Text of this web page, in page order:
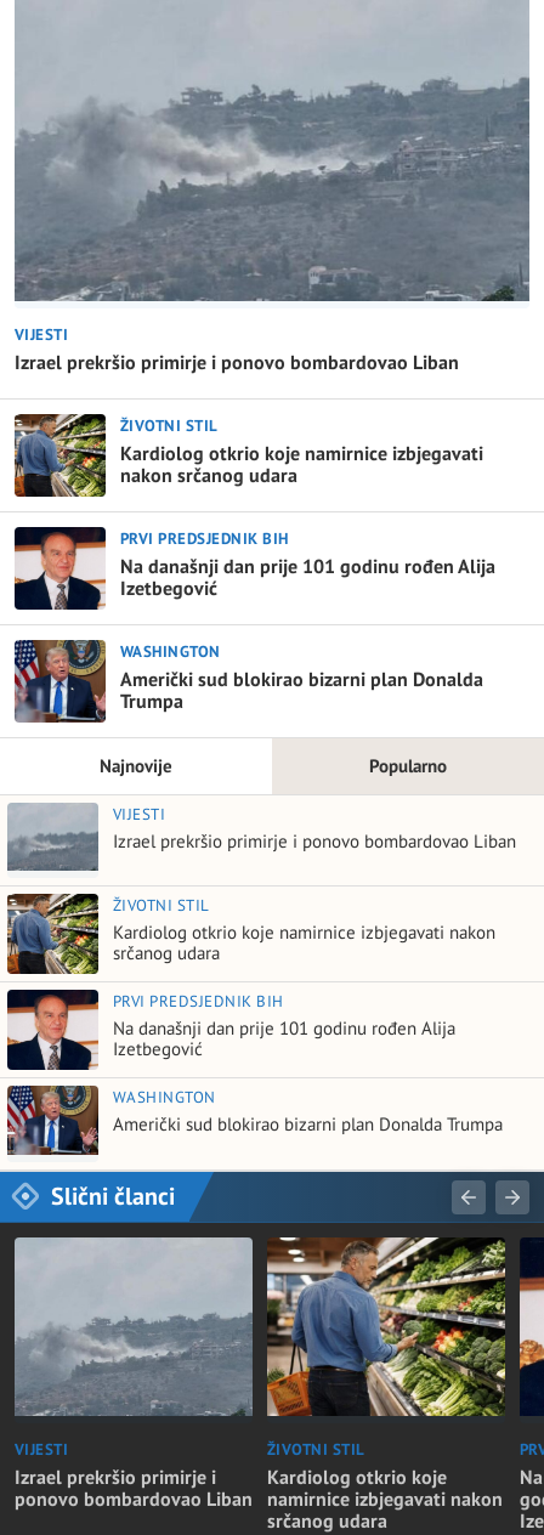
VIJESTI
Izrael prekršio primirje i ponovo bombardovao Liban
ŽIVOTNI STIL
Kardiolog otkrio koje namirnice izbjegavati
nakon srčanog udara
PRVI PREDSJEDNIK BIH
Na današnji dan prije 101 godinu rođen Alija
Izetbegović
WASHINGTON
Američki sud blokirao bizarni plan Donalda
Trumpa
Najnovije Popularno
VIJESTI
Izrael prekršio primirje i ponovo bombardovao Liban
ŽIVOTNI STIL
Kardiolog otkrio koje namirnice izbjegavati nakon
srčanog udara
PRVI PREDSJEDNIK BIH
Na današnji dan prije 101 godinu rođen Alija
Izetbegović
WASHINGTON
Američki sud blokirao bizarni plan Donalda Trumpa
Slični članci
VIJESTI
Izrael prekršio primirje i
ponovo bombardovao Liban
ŽIVOTNI STIL
Kardiolog otkrio koje
namirnice izbjegavati nakon
srčanog udara